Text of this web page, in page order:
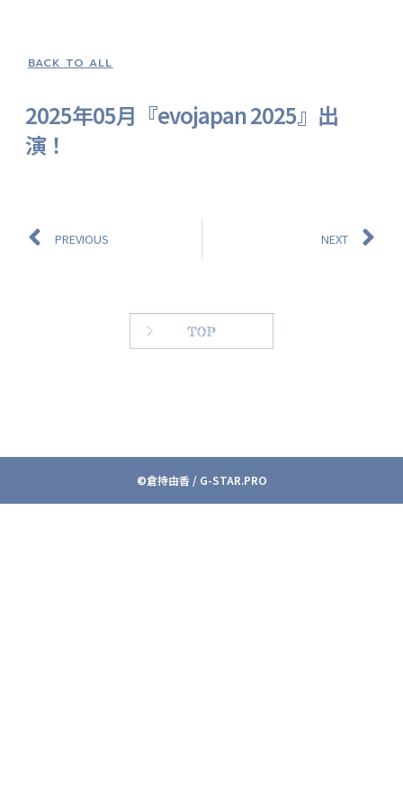
BACK TO ALL
2025年05月『evojapan 2025』出
演！
PREVIOUS NEXT
©︎倉持由香 / G-STAR.PRO